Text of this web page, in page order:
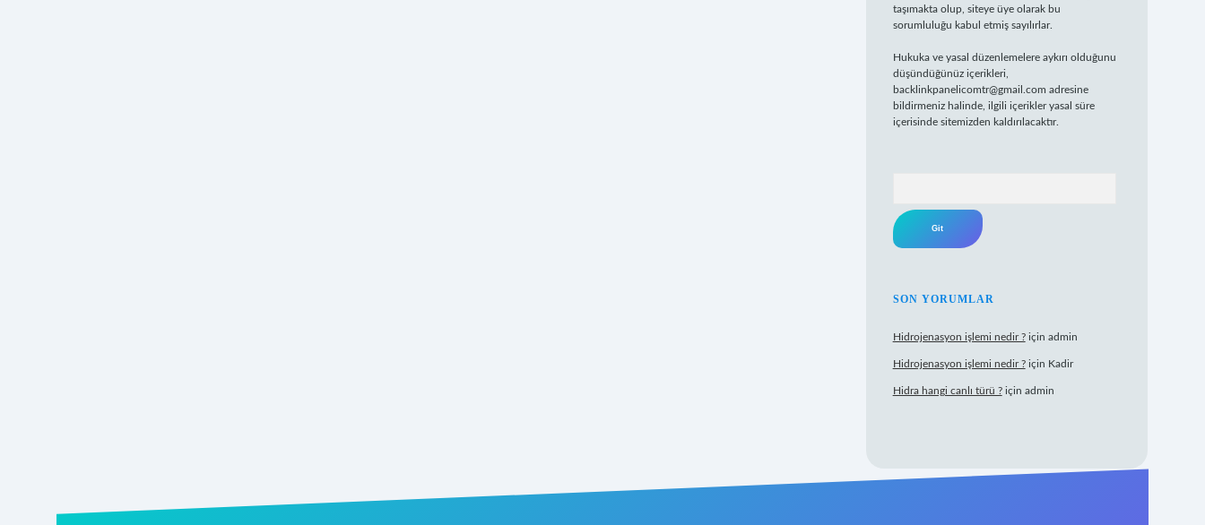
taşımakta olup, siteye üye olarak bu
sorumluluğu kabul etmiş sayılırlar.
Hukuka ve yasal düzenlemelere aykırı olduğunu
düşündüğünüz içerikleri,
backlinkpanelicomtr@gmail.com adresine
bildirmeniz halinde, ilgili içerikler yasal süre
içerisinde sitemizden kaldırılacaktır.
SON YORUMLAR
Hidrojenasyon işlemi nedir ?için admin
Hidrojenasyon işlemi nedir ?için Kadir
Hidra hangi canlı türü ?için admin